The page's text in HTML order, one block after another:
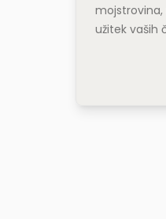
užitek vaših